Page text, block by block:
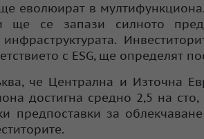
еволюират в
ще се запази силното
с ESG, ще определят
че Централна и Източна
достигна средно 2,5 на
предпоставки за